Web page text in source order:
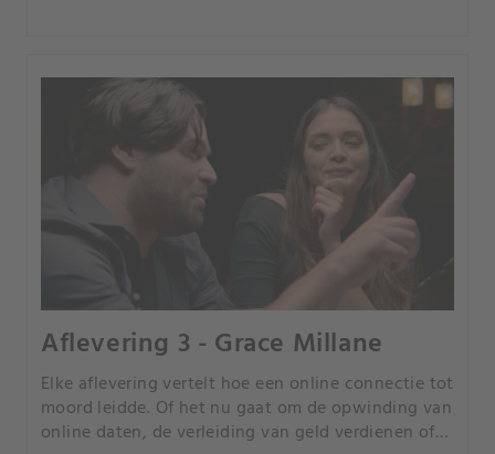
Aflevering 3 - Grace Millane
Elke aflevering vertelt hoe een online connectie tot
moord leidde. Of het nu gaat om de opwinding van
online daten, de verleiding van geld verdienen of